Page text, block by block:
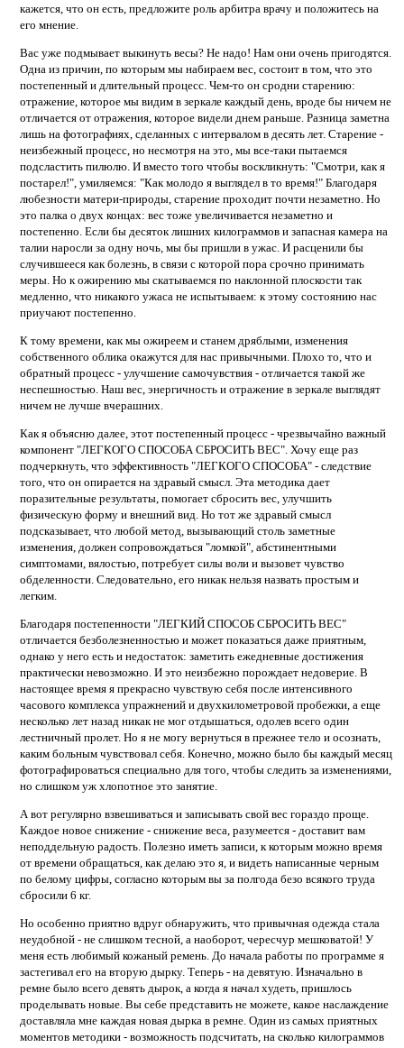
кажется, что он есть, предложите роль арбитра врачу и положитесь на
его мнение.
Вас уже подмывает выкинуть весы? Не надо! Нам они очень пригодятся.
Одна из причин, по которым мы набираем вес, состоит в том, что это
постепенный и длительный процесс. Чем-то он сродни старению:
отражение, которое мы видим в зеркале каждый день, вроде бы ничем не
отличается от отражения, которое видели днем раньше. Разница заметна
лишь на фотографиях, сделанных с интервалом в десять лет. Старение -
неизбежный процесс, но несмотря на это, мы все-таки пытаемся
подсластить пилюлю. И вместо того чтобы воскликнуть: "Смотри, как я
постарел!", умиляемся: "Как молодо я выглядел в то время!" Благодаря
любезности матери-природы, старение проходит почти незаметно. Но
это палка о двух концах: вес тоже увеличивается незаметно и
постепенно. Если бы десяток лишних килограммов и запасная камера на
талии наросли за одну ночь, мы бы пришли в ужас. И расценили бы
случившееся как болезнь, в связи с которой пора срочно принимать
меры. Но к ожирению мы скатываемся по наклонной плоскости так
медленно, что никакого ужаса не испытываем: к этому состоянию нас
приучают постепенно.
К тому времени, как мы ожиреем и станем дряблыми, изменения
собственного облика окажутся для нас привычными. Плохо то, что и
обратный процесс - улучшение самочувствия - отличается такой же
неспешностью. Наш вес, энергичность и отражение в зеркале выглядят
ничем не лучше вчерашних.
Как я объясню далее, этот постепенный процесс - чрезвычайно важный
компонент "ЛЕГКОГО СПОСОБА СБРОСИТЬ ВЕС". Хочу еще раз
подчеркнуть, что эффективность "ЛЕГКОГО СПОСОБА" - следствие
того, что он опирается на здравый смысл. Эта методика дает
поразительные результаты, помогает сбросить вес, улучшить
физическую форму и внешний вид. Но тот же здравый смысл
подсказывает, что любой метод, вызывающий столь заметные
изменения, должен сопровождаться "ломкой", абстинентными
симптомами, вялостью, потребует силы воли и вызовет чувство
обделенности. Следовательно, его никак нельзя назвать простым и
легким.
Благодаря постепенности "ЛЕГКИЙ СПОСОБ СБРОСИТЬ ВЕС"
отличается безболезненностью и может показаться даже приятным,
однако у него есть и недостаток: заметить ежедневные достижения
практически невозможно. И это неизбежно порождает недоверие. В
настоящее время я прекрасно чувствую себя после интенсивного
часового комплекса упражнений и двухкилометровой пробежки, а еще
несколько лет назад никак не мог отдышаться, одолев всего один
лестничный пролет. Но я не могу вернуться в прежнее тело и осознать,
каким больным чувствовал себя. Конечно, можно было бы каждый месяц
фотографироваться специально для того, чтобы следить за изменениями,
но слишком уж хлопотное это занятие.
А вот регулярно взвешиваться и записывать свой вес гораздо проще.
Каждое новое снижение - снижение веса, разумеется - доставит вам
неподдельную радость. Полезно иметь записи, к которым можно время
от времени обращаться, как делаю это я, и видеть написанные черным
по белому цифры, согласно которым вы за полгода безо всякого труда
сбросили 6 кг.
Но особенно приятно вдруг обнаружить, что привычная одежда стала
неудобной - не слишком тесной, а наоборот, чересчур мешковатой! У
меня есть любимый кожаный ремень. До начала работы по программе я
застегивал его на вторую дырку. Теперь - на девятую. Изначально в
ремне было всего девять дырок, а когда я начал худеть, пришлось
проделывать новые. Вы себе представить не можете, какое наслаждение
доставляла мне каждая новая дырка в ремне. Один из самых приятных
моментов методики - возможность подсчитать, на сколько килограммов